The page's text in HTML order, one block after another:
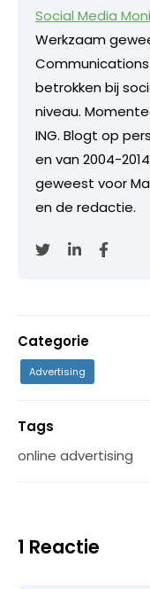
Social Media
Werkzaam
betrokken bij
niveau.
ING. Blogt op
en van 2004-
geweest voor
en de redactie.
Categorie
Advertising
Tags
online advertising
1 Reactie